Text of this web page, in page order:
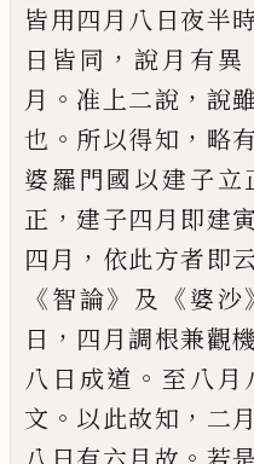
皆用四月 八日夜半
日皆同 ，說月 有異
月 。 准上二說 ， 說
也 。 所以得知 ， 略
婆羅門國以建子立
正 ，建子四月即建
四月 ， 依此方者即
《智論》 及 《婆沙
日 ， 四月調根兼觀
八日成道 。 至八 月
文 。 以此故知 ， 二